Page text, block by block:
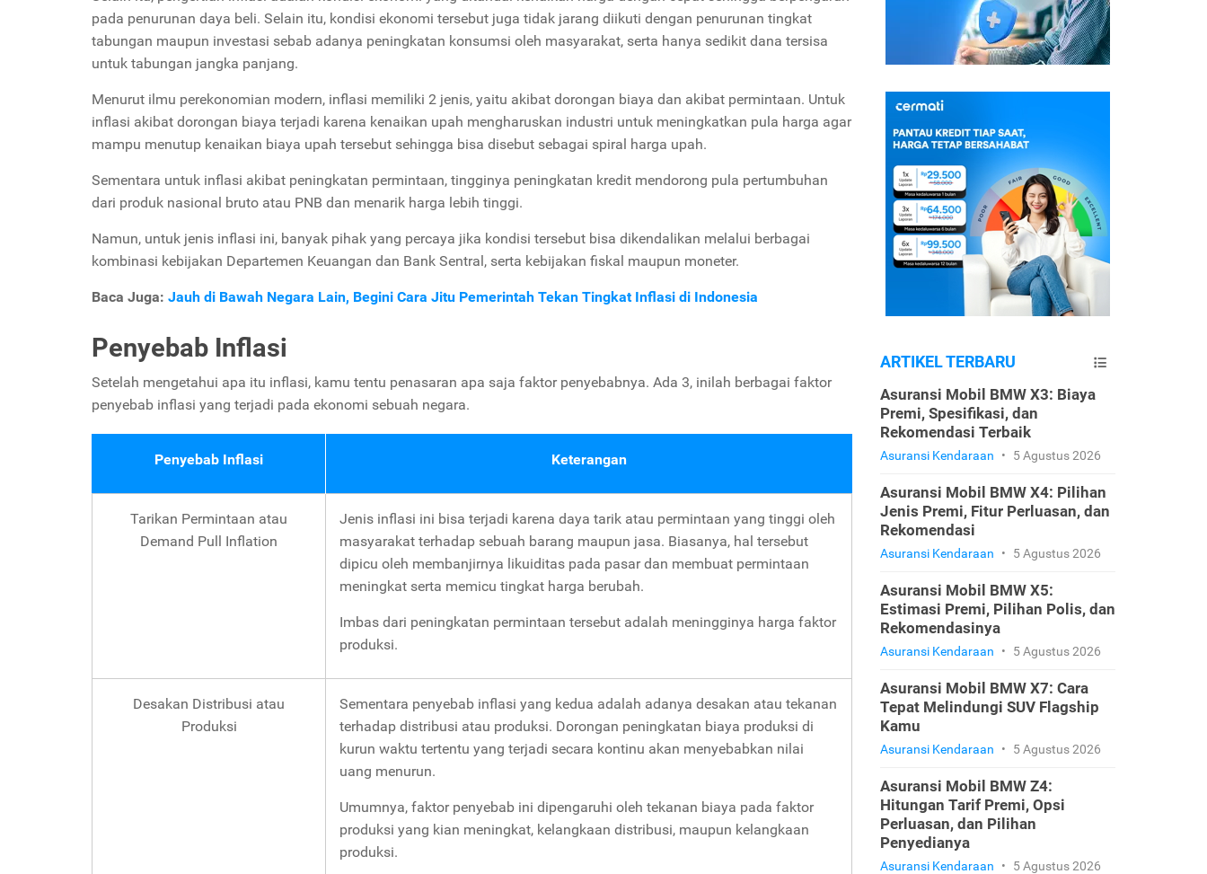
pada penurunan daya beli. Selain itu, kondisi ekonomi tersebut juga tidak jarang diikuti dengan penurunan tingkat
tabungan maupun investasi sebab adanya peningkatan konsumsi oleh masyarakat, serta hanya sedikit dana tersisa
untuk tabungan jangka panjang.
Menurut ilmu perekonomian modern, inflasi memiliki 2 jenis, yaitu akibat dorongan biaya dan akibat permintaan. Untuk
inflasi akibat dorongan biaya terjadi karena kenaikan upah mengharuskan industri untuk meningkatkan pula harga agar
mampu menutup kenaikan biaya upah tersebut sehingga bisa disebut sebagai spiral harga upah.
Sementara untuk inflasi akibat peningkatan permintaan, tingginya peningkatan kredit mendorong pula pertumbuhan
dari produk nasional bruto atau PNB dan menarik harga lebih tinggi.
Namun, untuk jenis inflasi ini, banyak pihak yang percaya jika kondisi tersebut bisa dikendalikan melalui berbagai
kombinasi kebijakan Departemen Keuangan dan Bank Sentral, serta kebijakan fiskal maupun moneter.
Baca Juga: Jauh di Bawah Negara Lain, Begini Cara Jitu Pemerintah Tekan Tingkat Inflasi di Indonesia
Penyebab Inflasi
Setelah mengetahui apa itu inflasi, kamu tentu penasaran apa saja faktor penyebabnya. Ada 3, inilah berbagai faktor
penyebab inflasi yang terjadi pada ekonomi sebuah negara.
Penyebab Inflasi Keterangan
Tarikan Permintaan atau
Demand Pull Inflation
Jenis inflasi ini bisa terjadi karena daya tarik atau permintaan yang tinggi oleh
masyarakat terhadap sebuah barang maupun jasa. Biasanya, hal tersebut
dipicu oleh membanjirnya likuiditas pada pasar dan membuat permintaan
meningkat serta memicu tingkat harga berubah.
Imbas dari peningkatan permintaan tersebut adalah meningginya harga faktor
produksi.
Desakan Distribusi atau
Produksi
Sementara penyebab inflasi yang kedua adalah adanya desakan atau tekanan
terhadap distribusi atau produksi. Dorongan peningkatan biaya produksi di
kurun waktu tertentu yang terjadi secara kontinu akan menyebabkan nilai
uang menurun.
Umumnya, faktor penyebab ini dipengaruhi oleh tekanan biaya pada faktor
produksi yang kian meningkat, kelangkaan distribusi, maupun kelangkaan
produksi.
ARTIKEL TERBARU
Asuransi Mobil BMW X3: Biaya
Premi, Spesifikasi, dan
Rekomendasi Terbaik
Asuransi Kendaraan • 5 Agustus 2026
Asuransi Mobil BMW X4: Pilihan
Jenis Premi, Fitur Perluasan, dan
Rekomendasi
Asuransi Kendaraan • 5 Agustus 2026
Asuransi Mobil BMW X5:
Estimasi Premi, Pilihan Polis, dan
Rekomendasinya
Asuransi Kendaraan • 5 Agustus 2026
Asuransi Mobil BMW X7: Cara
Tepat Melindungi SUV Flagship
Kamu
Asuransi Kendaraan • 5 Agustus 2026
Asuransi Mobil BMW Z4:
Hitungan Tarif Premi, Opsi
Perluasan, dan Pilihan
Penyedianya
Asuransi Kendaraan • 5 Agustus 2026